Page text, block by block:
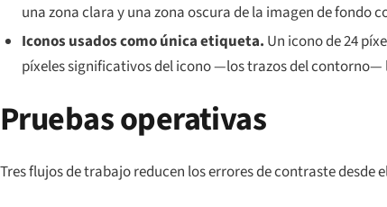
una zona clara y una zona oscura de la imagen de fondo
Iconos usados como única etiqueta. Un icono de 24
píxeles significativosdel icono —los trazos del contorno—
Pruebas operativas
Tres flujos de trabajo reducen los errores de contraste desde